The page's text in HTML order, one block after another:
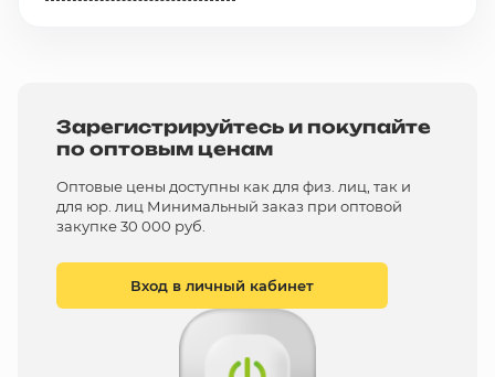
Зарегистрируйтесь и покупайте
по оптовым ценам
Оптовые цены доступны как для физ. лиц, так и
для юр. лиц Минимальный заказ при оптовой
закупке 30 000 руб.
Вход в личный кабинет